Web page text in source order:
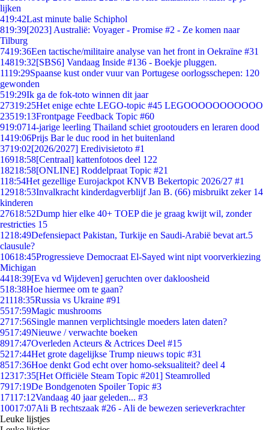
lijken
419:42Last minute balie Schiphol
819:39[2023] Australië: Voyager - Promise #2 - Ze komen naar
Tilburg
7419:36Een tactische/militaire analyse van het front in Oekraïne #31
14819:32[SBS6] Vandaag Inside #136 - Boekje pluggen.
1119:29Spaanse kust onder vuur van Portugese oorlogsschepen: 120
gewonden
519:29Ik ga de fok-toto winnen dit jaar
27319:25Het enige echte LEGO-topic #45 LEGOOOOOOOOOOO
23519:13Frontpage Feedback Topic #60
919:0714-jarige leerling Thailand schiet grootouders en leraren dood
1419:06Prijs Bar le duc rood in het buitenland
3719:02[2026/2027] Eredivisietoto #1
16918:58[Centraal] kattenfotoos deel 122
18218:58[ONLINE] Roddelpraat Topic #21
118:54Het gezellige Eurojackpot KNVB Bekertopic 2026/27 #1
12918:53Invalkracht kinderdagverblijf Jan B. (66) misbruikt zeker 14
kinderen
27618:52Dump hier elke 40+ TOEP die je graag kwijt wil, zonder
restricties 15
1218:49Defensiepact Pakistan, Turkije en Saudi-Arabië bevat art.5
clausule?
10618:45Progressieve Democraat El-Sayed wint nipt voorverkiezing
Michigan
4418:39[Eva vd Wijdeven] geruchten over dakloosheid
518:38Hoe hiermee om te gaan?
21118:35Russia vs Ukraine #91
5517:59Magic mushrooms
2717:56Single mannen verplichtsingle moeders laten daten?
9517:49Nieuwe / verwachte boeken
8917:47Overleden Acteurs & Actrices Deel #15
5217:44Het grote dagelijkse Trump nieuws topic #31
8517:36Hoe denkt God echt over homo-seksualiteit? deel 4
12317:35[Het Officiële Steam Topic #201] Steamrolled
7917:19De Bondgenoten Spoiler Topic #3
17117:12Vandaag 40 jaar geleden... #3
10017:07Ali B rechtszaak #26 - Ali de bewezen serieverkrachter
Leuke lijstjes